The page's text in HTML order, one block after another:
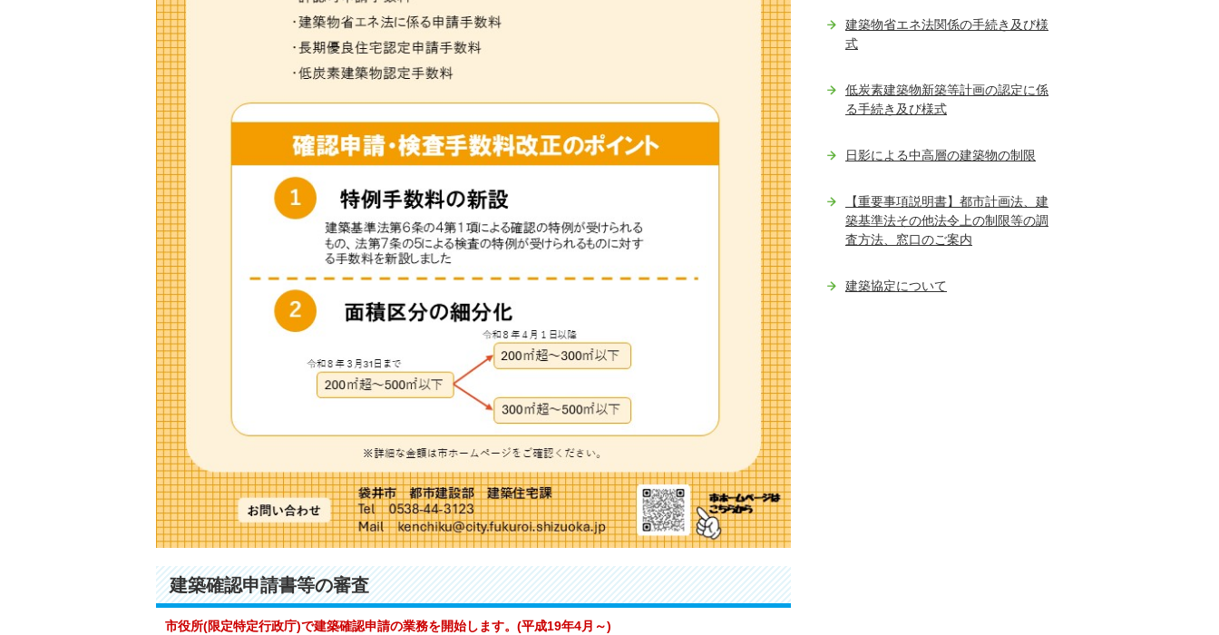
建築確認申請書等の審査
市役所(限定特定行政庁)で建築確認申請の業務を開始します。(平成19年4月～)
建築物省エネ法関係の手続き及び様
式
低炭素建築物新築等計画の認定に係
る手続き及び様式
日影による中高層の建築物の制限
【重要事項説明書】都市計画法、建
築基準法その他法令上の制限等の調
査方法、窓口のご案内
建築協定について